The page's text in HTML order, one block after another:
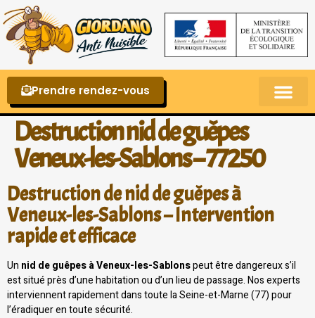
Prendre rendez-vous
Destruction nid de guêpes
Veneux-les-Sablons – 77250
Destruction de nid de guêpes à
Veneux-les-Sablons – Intervention
rapide et efficace
Un nid de guêpes à Veneux-les-Sablonspeut être dangereux s’il
est situé près d’une habitation ou d’un lieu de passage. Nos experts
interviennent rapidement dans toute la Seine-et-Marne (77) pour
l’éradiquer en toute sécurité.